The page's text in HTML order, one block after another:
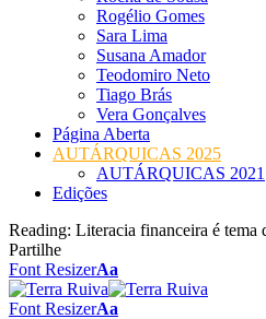
Rogélio Gomes
Sara Lima
Susana Amador
Teodomiro Neto
Tiago Brás
Vera Gonçalves
Página Aberta
AUTÁRQUICAS 2025
AUTÁRQUICAS 2021
Edições
Reading: Literacia financeira é tema
Partilhe
Font ResizerAa
Font ResizerAa